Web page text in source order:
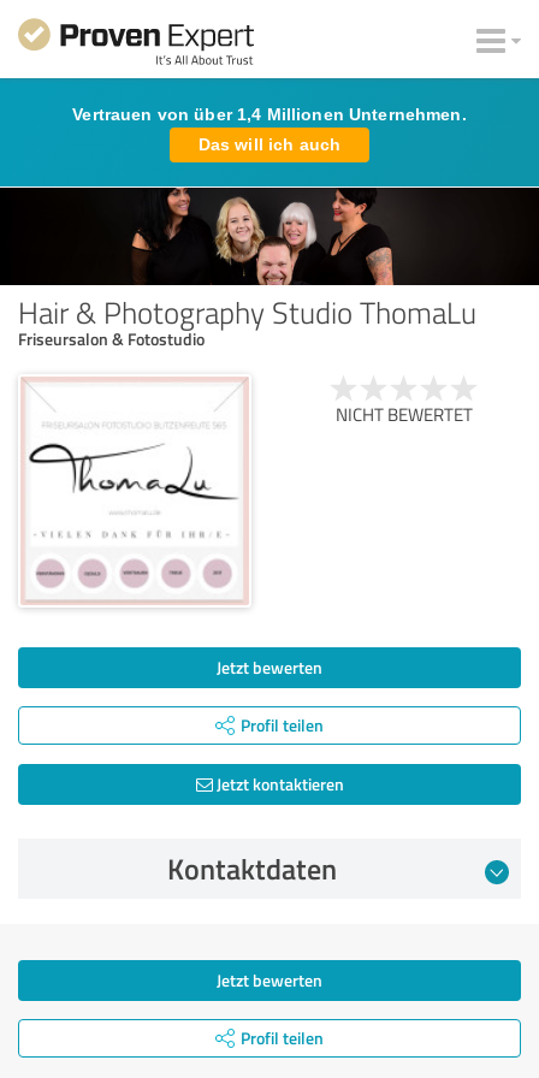
Vertrauen von über 1,4 Millionen Unternehmen.
Das will ich auch
Hair & Photography Studio ThomaLu
Friseursalon & Fotostudio
NICHT BEWERTET
Jetzt bewerten
Profil teilen
Jetzt kontaktieren
Kontaktdaten
Jetzt bewerten
Profil teilen